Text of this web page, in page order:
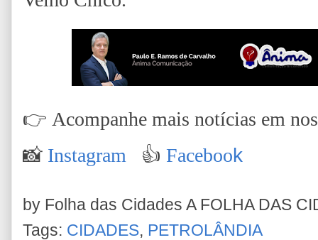
👉 Acompanhe mais notícias em
📸 Instagram 👍 Facebook
by Folha das Cidades A FOLHA DAS
Tags: CIDADES, PETROLÂNDIA